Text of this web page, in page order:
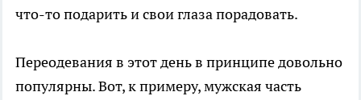
что-то подарить и свои глаза порадовать.
Переодевания в этот день в принципе довольно
популярны. Вот, к примеру, мужская часть